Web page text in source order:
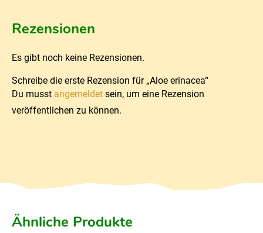
Rezensionen
Es gibt noch keine Rezensionen.
Schreibe die erste Rezension für „Aloe erinacea“
Du musst angemeldet sein, um eine Rezension
veröffentlichen zu können.
Ähnliche Produkte